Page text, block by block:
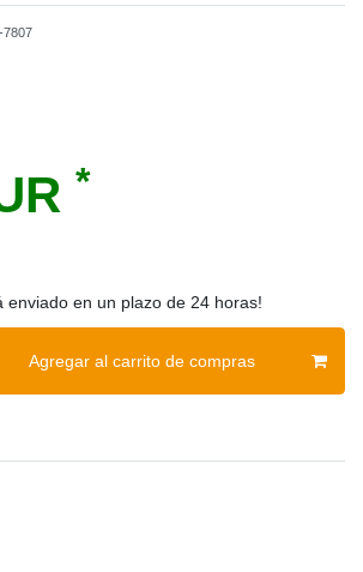
7807
*
enviado en un plazo de 24 horas!
Agregar al carrito de compras